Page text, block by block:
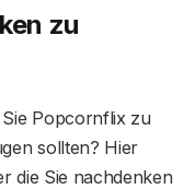
zu
Popcornflix zu
sollten? Hier
die Sie nachdenken